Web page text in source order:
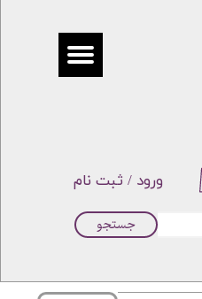
ورود / ثبت نام
جستجو